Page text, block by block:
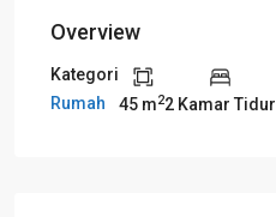
Overview
Kategori
Rumah
45 m22 Kamar Tidur